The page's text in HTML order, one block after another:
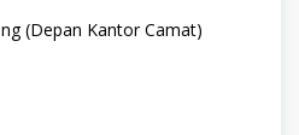
(Depan Kantor Camat)